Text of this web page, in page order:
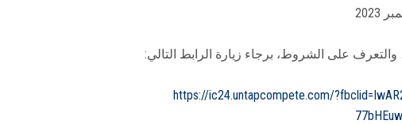
والتعرف على الشروط، برجاء زيارة الرابط التالي:
https://ic24.untapcompete.com/